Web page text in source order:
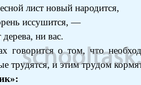
лист новый народится,
иссушится, —
ни вас.
говорится о том, что
трудятся, и этим трудом